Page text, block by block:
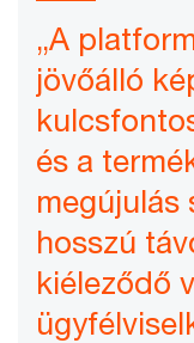
„A
jövőálló
és a
megújulás
hosszú
kiéleződő